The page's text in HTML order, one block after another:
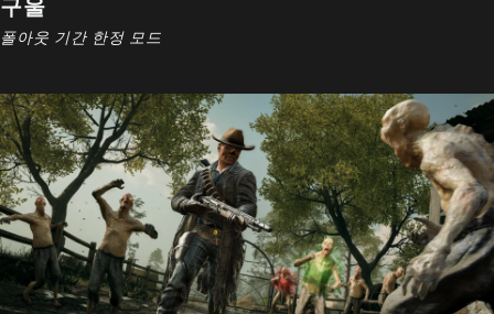
구울
폴아웃 기간 한정 모드